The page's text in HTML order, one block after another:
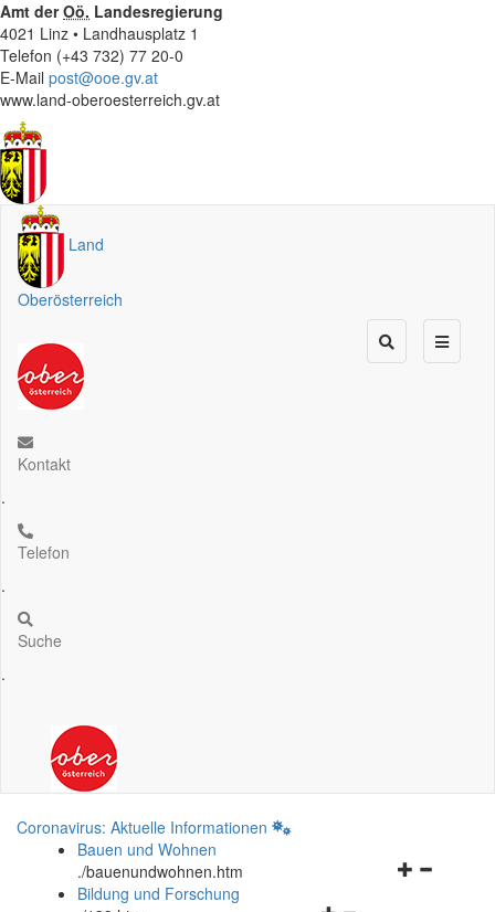
Amt derOö. Landesregierung
4021 Linz • Landhausplatz 1
Telefon (+43 732) 77 20-0
E-Mail post@ooe.gv.at
www.land-oberoesterreich.gv.at
Land
Oberösterreich
Kontakt
.
Telefon
.
Suche
.
Coronavirus: Aktuelle Informationen
Bauen und Wohnen
./bauenundwohnen.htm
Bildung und Forschung